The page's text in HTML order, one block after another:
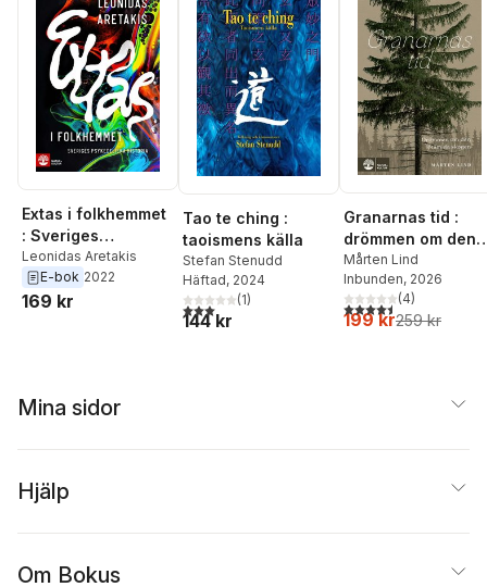
Karin Lindgren
Strömbäck,Elina
Pahnke,Erika
Petersson,Josefin
Sand,Elinor Torp
Extas i folkhemmet
: Sveriges
psykedeliska
historia
Leonidas Aretakis
E-bok 2022
169 kr
Tao te ching :
taoismens källa
Stefan Stenudd
Häftad, 2024
3,0utav 5 stjärnor. Totalt antal röster:
(1)
144 kr
Granarnas tid :
drömmen om den
otämjda skogen
Mårten Lind
Inbunden, 2026
4,5utav 5 stjärnor.
(4)
199 kr259 kr
Mina sidor
Hjälp
Om Bokus